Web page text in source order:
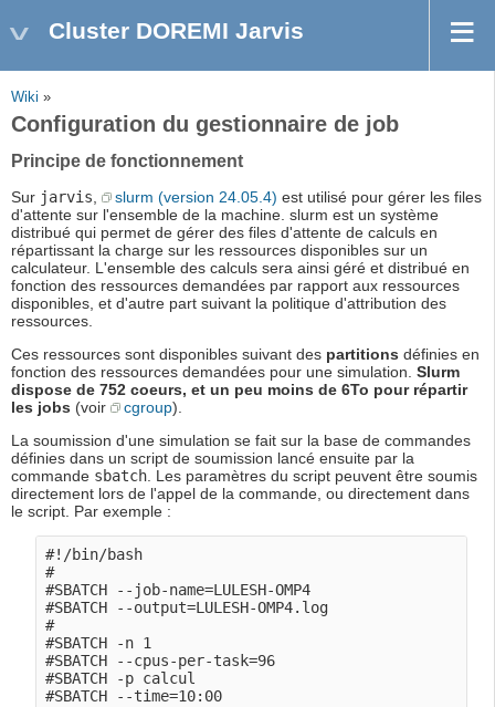
Cluster DOREMI Jarvis
Wiki »
Configuration du gestionnaire de job
Principe de fonctionnement
Sur jarvis, slurm (version 24.05.4) est utilisé pour gérer les files
d'attente sur l'ensemble de la machine. slurm est un système
distribué qui permet de gérer des files d'attente de calculs en
répartissant la charge sur les ressources disponibles sur un
calculateur. L'ensemble des calculs sera ainsi géré et distribué en
fonction des ressources demandées par rapport aux ressources
disponibles, et d'autre part suivant la politique d'attribution des
ressources.
Ces ressources sont disponibles suivant des partitions définies en
fonction des ressources demandées pour une simulation. Slurm
dispose de 752 coeurs, et un peu moins de 6To pour répartir
les jobs (voir cgroup).
La soumission d'une simulation se fait sur la base de commandes
définies dans un script de soumission lancé ensuite par la
commande sbatch. Les paramètres du script peuvent être soumis
directement lors de l'appel de la commande, ou directement dans
le script. Par exemple :
#!/bin/bash
#
#SBATCH --job-name=LULESH-OMP4
#SBATCH --output=LULESH-OMP4.log
#
#SBATCH -n 1
#SBATCH --cpus-per-task=96
#SBATCH -p calcul
#SBATCH --time=10:00